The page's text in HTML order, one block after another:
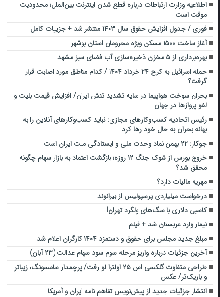
اطلاعیه‌ وزارت ارتباطات درباره قطع شدن اینترنت بین‌الملل؛ محدودیت
موقت است
فوری / جدول افزایش حقوق سال ۱۴۰۳ منتشر شد + جزییات کامل
آغاز ساخت ۱۵۰۰ مسکن ویژه محرومان استان بوشهر
بهره‌برداری از ۵ مخزن ذخیره‌سازی آب فضای سبز مشهد
حمله اسرائیل به کرج ۲۴ خرداد ۱۴۰۴ / کدام مناطق مورد اصابت قرار
گرفت؟
بحران سوخت هواپیما در سایه تشدید تنش ایران/ افزایش قیمت بلیت و
لغو پرواز‌ها در جهان
رئیس اتحادیه کسب‌وکارهای مجازی: نباید کسب‌وکارهای آنلاین را به
بهانه بحران به حال خود رها کرد
جوکار: ۲۲ بهمن نماد وحدت ملی و ایستادگی ملت ایران است
خروج بورس از شوک جنگ ۱۲ روزه؛ بازگشت اعتماد به بازار سهام چگونه
محقق شد؟
مهریه مالیات دارد؟
درخواست میلیاردی پرسپولیس از بیرانوند
کاسبی دلاری با سگ‌های ولگرد تهران!
نیمار وارد عربستان شد + فیلم
مبلغ جدید مجلس برای حقوق و دستمزد ۱۴۰۴ کارگران اعلام شد
آخرین جزئیات درباره واریز مرحله سوم سود سهام عدالت (۲۳ آبان)
طراحی متفاوت گلکسی اس ۲۵ اولترا لو رفت/ پرچمدار سامسونگ، زیباتر
و باریک‌تر/ عکس
انتشار جزئیات جدید از پیش‌نویس تفاهم نامه ایران و آمریکا